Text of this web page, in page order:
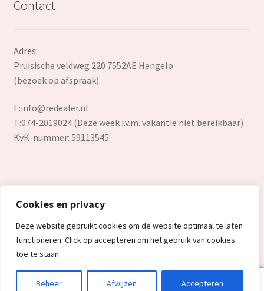
Cookies en privacy
Deze website gebruikt cookies om de website optimaal te laten
functioneren. Click op accepteren om het gebruik van cookies
toe te staan.
Beheer Afwijzen Accepteren
Contact
Adres:
Pruisische veldweg 220 7552AE Hengelo
(bezoek op afspraak)
E:info@redealer.nl
T:074-2019024 (Deze week i.v.m. vakantie niet bereikbaar)
KvK-nummer: 59113545
© Redealer.nl | Gecontroleerde retourproducten en nieuwe
overstockproducten tegen een onverslaanbare lage prijs.
2026